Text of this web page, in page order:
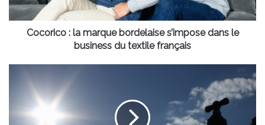
le
business
Cocorico : la marque bordelaise s’impose dans le
business du textile français
Gironde
placée